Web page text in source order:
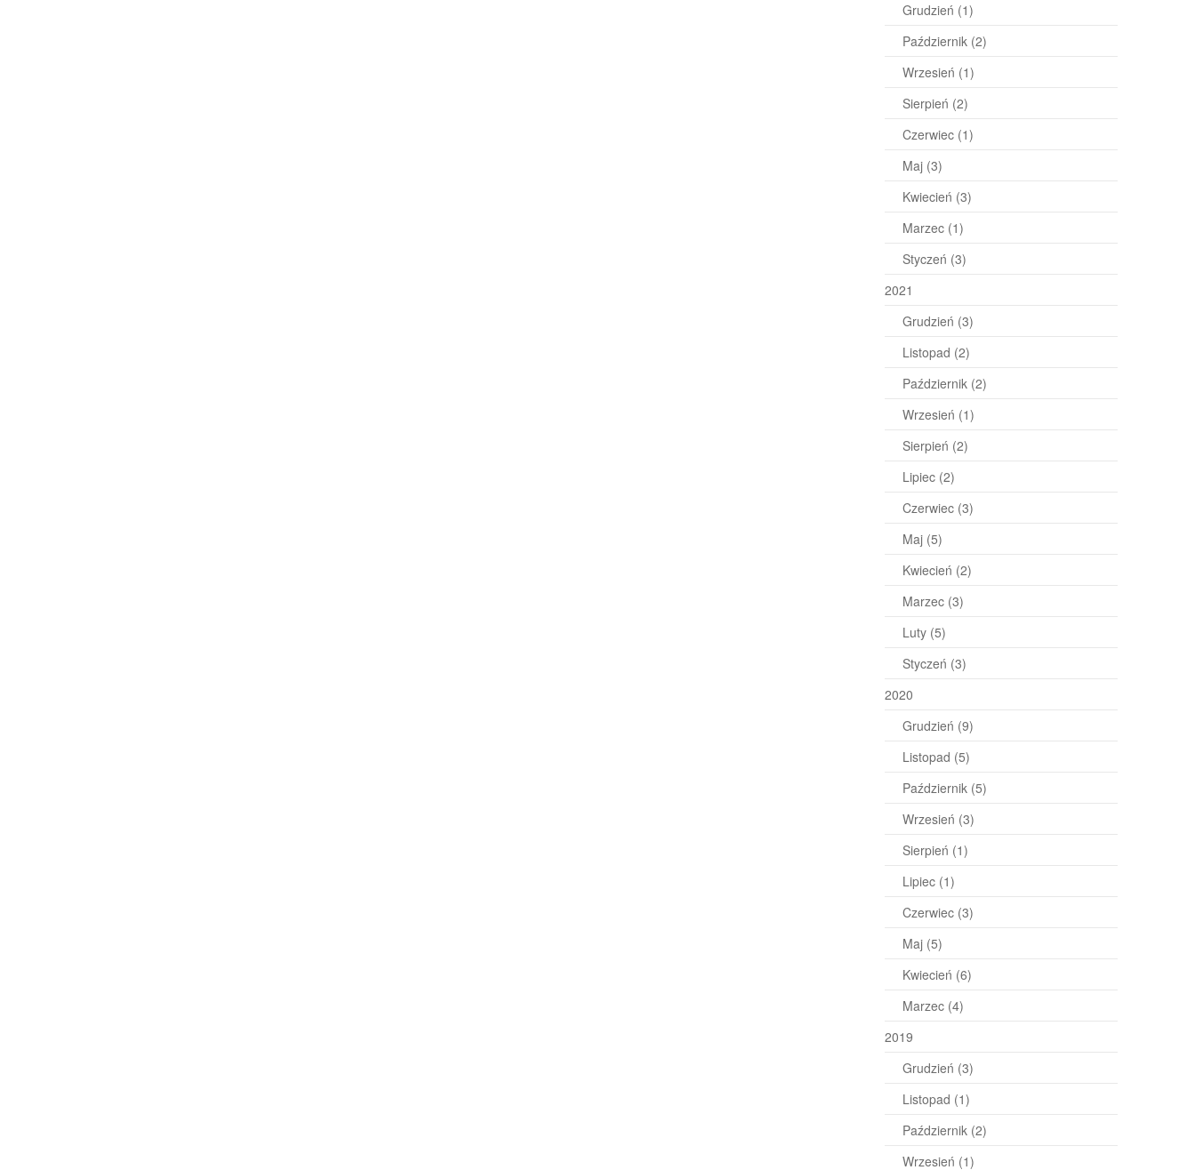
Grudzień (1)
Październik (2)
Wrzesień (1)
Sierpień (2)
Czerwiec (1)
Maj (3)
Kwiecień (3)
Marzec (1)
Styczeń (3)
2021
Grudzień (3)
Listopad (2)
Październik (2)
Wrzesień (1)
Sierpień (2)
Lipiec (2)
Czerwiec (3)
Maj (5)
Kwiecień (2)
Marzec (3)
Luty (5)
Styczeń (3)
2020
Grudzień (9)
Listopad (5)
Październik (5)
Wrzesień (3)
Sierpień (1)
Lipiec (1)
Czerwiec (3)
Maj (5)
Kwiecień (6)
Marzec (4)
2019
Grudzień (3)
Listopad (1)
Październik (2)
Wrzesień (1)